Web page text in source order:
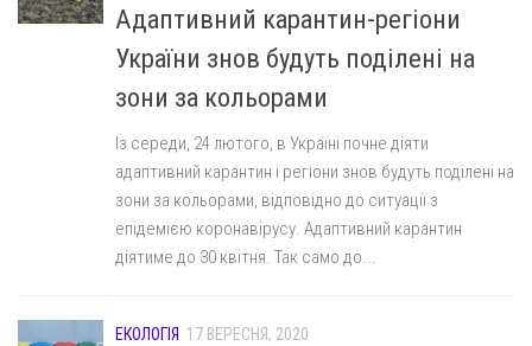
Адаптивний карантин-регіони
України знов будуть поділені на
зони за кольорами
Із середи, 24 лютого, в Україні почне діяти
адаптивний карантин і регіони знов будуть поділені на
зони за кольорами, відповідно до ситуації з
епідемією коронавірусу. Адаптивний карантин
діятиме до 30 квітня. Так само до...
ЕКОЛОГІЯ 17 ВЕРЕСНЯ, 2020